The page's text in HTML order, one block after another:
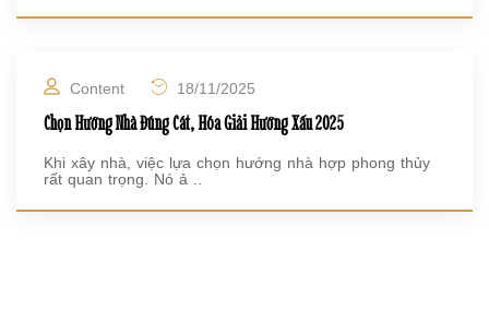
Content 18/11/2025
Chọn Hướng Nhà Đúng Cát, Hóa Giải Hướng Xấu 2025
Khi xây nhà, việc lựa chọn hướng nhà hợp phong thủy
rất quan trọng. Nó ả ..